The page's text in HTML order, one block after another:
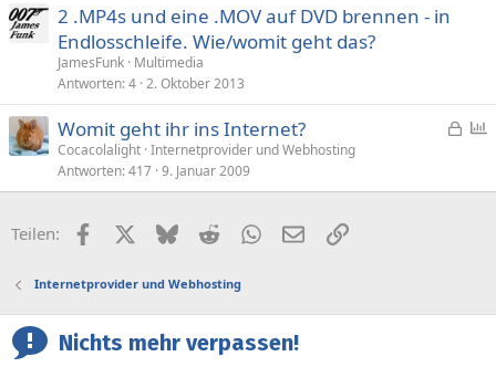
2 .MP4s und eine .MOV auf DVD brennen - in
Endlosschleife. Wie/womit geht das?
JamesFunk Multimedia
Antworten 4 2. Oktober 2013
G
p
r
Womit geht ihr ins Internet?
Cocacolalight Internetprovider und Webhosting
Antworten 417 9. Januar 2009
Teilen: FacebookX (Twitter)
BlueskyRedditWhatsApp
E-MailLink
Internetprovider und Webhosting
Nichts mehr verpassen!